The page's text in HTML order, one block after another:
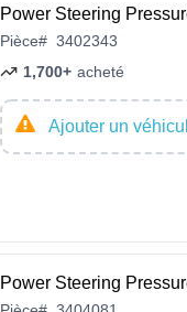
Power Steering
Pièce# 3402343
1,700+ acheté
Ajouter un
Power Steering